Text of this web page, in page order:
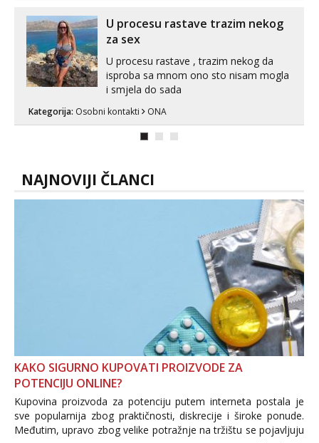
kombinacije halteri, haljine, štikle,
samostojeće itd. Nudim svakakva videa
U procesu rastave trazim nekog
za sex
U procesu rastave , trazim nekog da
isproba sa mnom ono sto nisam mogla
i smjela do sada
Kategorija: Osobni kontakti ONA
NAJNOVIJI ČLANCI
KAKO SIGURNO KUPOVATI PROIZVODE ZA
POTENCIJU ONLINE?
Kupovina proizvoda za potenciju putem interneta postala je
sve popularnija zbog praktičnosti, diskrecije i široke ponude.
Međutim, upravo zbog velike potražnje na tržištu se pojavljuju